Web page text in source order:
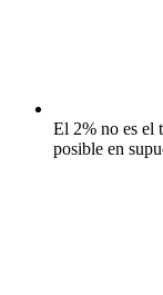
El 2% no es el
posible en